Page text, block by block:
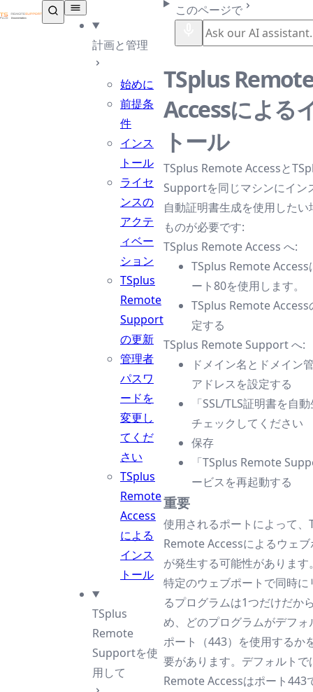
TSplus ドキュメンテーション ®
計画と管理
始めに
前提条
件
インス
トール
ライセ
ンスの
アクテ
ィベー
ション
TSplus
Remote
Support
の更新
管理者
パスワ
ードを
変更し
てくだ
さい
TSplus
Remote
Access
による
インス
トール
TSplus
Remote
Supportを使
用して
このページで
TSplus
Accessによる
トール
TSplus Remote Accessと
Supportを同じマシンにイン
自動証明書生成を使用した
ものが必要です:
TSplus Remote Access へ:
TSplus Remote Access
ート80を使用します。
TSplus Remote Access
定する
TSplus Remote Support へ:
ドメイン名とドメイン
アドレスを設定する
「SSL/TLS証明書を自
チェックしてください
保存
「TSplus Remote
ービスを再起動する
重要
使用されるポートによって、
Remote Accessによるウェ
が発生する可能性がありま
特定のウェブポートで同時に
るプログラムは1つだけだか
め、どのプログラムがデフォ
ポート（443）を使用するか
要があります。デフォルトで
Remote Accessはポート443